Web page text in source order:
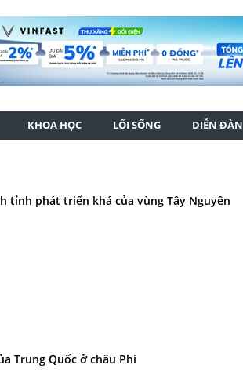
KHOA HỌC LỐI SỐNG DIỄN ĐÀN
tỉnh phát triển khá của vùng Tây Nguyên
Trung Quốc ở châu Phi